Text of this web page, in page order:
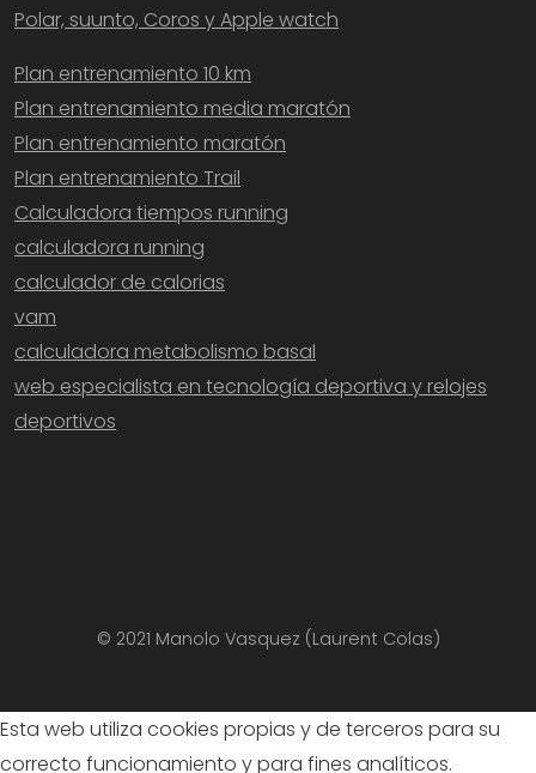
Polar, suunto, Coros y Apple watch
Plan entrenamiento 10 km
Plan entrenamiento media maratón
Plan entrenamiento maratón
Plan entrenamiento Trail
Calculadora tiempos running
calculadora running
calculador de calorias
vam
calculadora metabolismo basal
web especialista en tecnología deportiva y relojes
deportivos
© 2021 Manolo Vasquez (Laurent Colas)
Esta web utiliza cookies propias y de terceros para su
correcto funcionamiento y para fines analíticos.